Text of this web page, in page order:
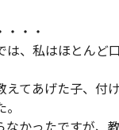
・・
、私はほとんど
てあげた子、付